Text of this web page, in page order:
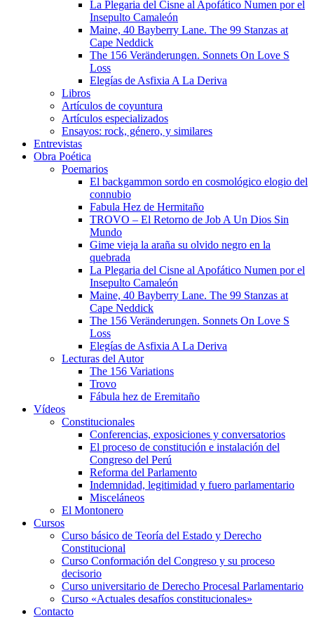
La Plegaria del Cisne al Apofático Numen por el
Insepulto Camaleón
Maine, 40 Bayberry Lane. The 99 Stanzas at
Cape Neddick
The 156 Veränderungen. Sonnets On Love S
Loss
Elegías de Asfixia A La Deriva
Libros
Artículos de coyuntura
Artículos especializados
Ensayos: rock, género, y similares
Entrevistas
Obra Poética
Poemarios
El backgammon sordo en cosmológico elogio del
connubio
Fabula Hez de Hermitaño
TROVO – El Retorno de Job A Un Dios Sin
Mundo
Gime vieja la araña su olvido negro en la
quebrada
La Plegaria del Cisne al Apofático Numen por el
Insepulto Camaleón
Maine, 40 Bayberry Lane. The 99 Stanzas at
Cape Neddick
The 156 Veränderungen. Sonnets On Love S
Loss
Elegías de Asfixia A La Deriva
Lecturas del Autor
The 156 Variations
Trovo
Fábula hez de Eremitaño
Vídeos
Constitucionales
Conferencias, exposiciones y conversatorios
El proceso de constitución e instalación del
Congreso del Perú
Reforma del Parlamento
Indemnidad, legitimidad y fuero parlamentario
Misceláneos
El Montonero
Cursos
Curso básico de Teoría del Estado y Derecho
Constitucional
Curso Conformación del Congreso y su proceso
decisorio
Curso universitario de Derecho Procesal Parlamentario
Curso «Actuales desafíos constitucionales»
Contacto